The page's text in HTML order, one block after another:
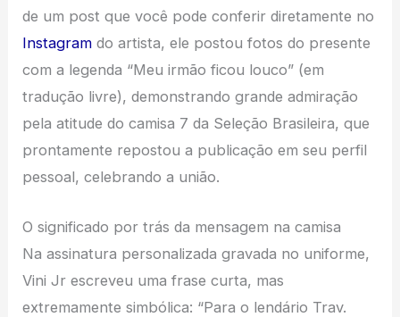
de um post que você pode conferir diretamente no
Instagram do artista, ele postou fotos do presente
com a legenda “Meu irmão ficou louco” (em
tradução livre), demonstrando grande admiração
pela atitude do camisa 7 da Seleção Brasileira, que
prontamente repostou a publicação em seu perfil
pessoal, celebrando a união.
O significado por trás da mensagem na camisa
Na assinatura personalizada gravada no uniforme,
Vini Jr escreveu uma frase curta, mas
extremamente simbólica: “Para o lendário Trav.